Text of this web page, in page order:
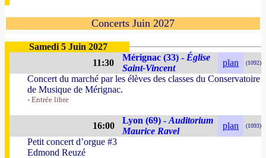
Concerts Juin 2027
Samedi 5 Juin 2027
11:30
Mérignac (33) - Église
Saint-Vincent
plan (1092)
Concert du marché par les élèves des classes du Conservatoire
de Musique de Mérignac.
- Entrée libre
16:00
Lyon (69) - Auditorium
Maurice Ravel
plan (1093)
Petit concert d’orgue #3
Edmond Reuzé